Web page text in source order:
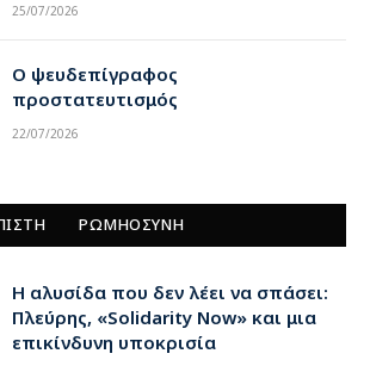
25/07/2026
Ο ψευδεπίγραφος
προστατευτισμός
22/07/2026
ΡΩΜΗΟΣΥΝΗ
Η αλυσίδα που δεν λέει να σπάσει:
Πλεύρης, «Solidarity Now» και μια
επικίνδυνη υποκρισία